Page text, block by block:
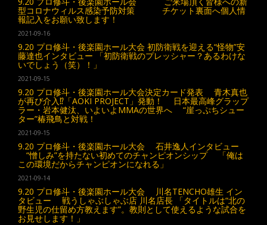
型コロナウィルス感染予防対策 チケット裏面へ個人情
報記入をお願い致します！
2021-09-16
9.20 プロ修斗・後楽園ホール大会 初防衛戦を迎える“怪物”安
藤達也インタビュー 「初防衛戦のプレッシャー？あるわけな
いでしょう（笑）！」
2021-09-15
9.20 プロ修斗・後楽園ホール大会決定カード発表 青木真也
が再び介入⁉︎「AOKI PROJECT」発動！ 日本最高峰グラップ
ラー・岩本健汰、いよいよMMAの世界へ “崖っぷちシュー
ター”椿飛鳥と対戦！
2021-09-15
9.20 プロ修斗・後楽園ホール大会 石井逸人インタビュー
“憎しみ”を持たない初めてのチャンピオンシップ 「俺は
この環境だからチャンピオンになれる」
2021-09-14
9.20 プロ修斗・後楽園ホール大会 川名TENCHO雄生 イン
タビュー 戦うしゃぶしゃぶ店 川名店長 「タイトルは“北の
野生児の仕留め方教えます”。教則として使えるような試合を
お見せします！」